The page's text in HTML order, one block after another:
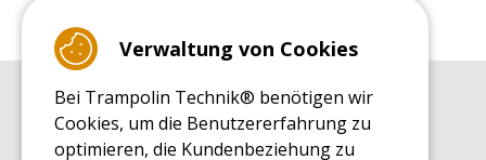
EINKAUFSRATGEBER
Einkaufsratgeber
Verwaltung von Cookies
Bei Trampolin Technik® benötigen wir
Cookies, um die Benutzererfahrung zu
optimieren, die Kundenbeziehung zu